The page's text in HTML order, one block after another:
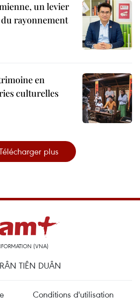
un levier
rayonnement
en
culturelles
plus
(VNA)
TIÊN DUÂN
Conditions d'utilisation